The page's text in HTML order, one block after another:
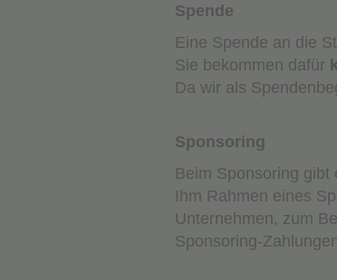
Spende
Eine Spende an die
Sie bekommen dafür
Da wir als
Sponsoring
Beim Sponsoring gibt
Ihm Rahmen eines
Unternehmen, zum
Sponsoring-